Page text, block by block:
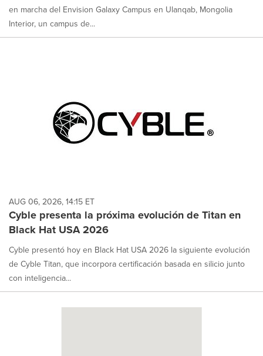
en marcha del Envision Galaxy Campus en Ulanqab, Mongolia
Interior, un campus de...
AUG 06, 2026, 14:15 ET
Cyble presenta la próxima evolución de Titan en
Black Hat USA 2026
Cyble presentó hoy en Black Hat USA 2026 la siguiente evolución
de Cyble Titan, que incorpora certificación basada en silicio junto
con inteligencia...